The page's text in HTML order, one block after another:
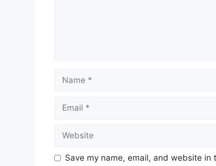
Save my name, email, and website